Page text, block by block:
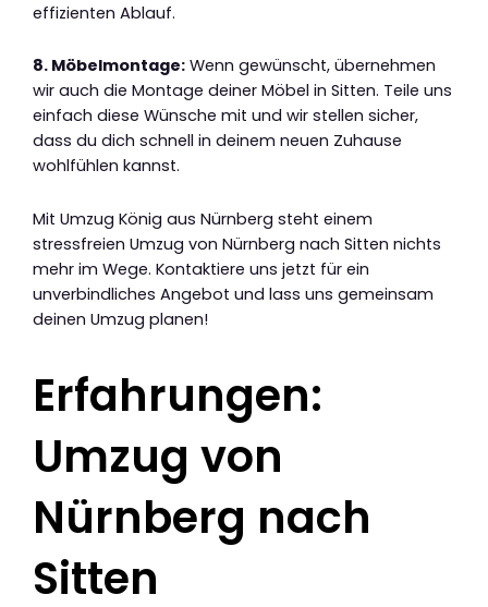
effizienten Ablauf.
8. Möbelmontage: Wenn gewünscht, übernehmen
wir auch die Montage deiner Möbel in Sitten. Teile uns
einfach diese Wünsche mit und wir stellen sicher,
dass du dich schnell in deinem neuen Zuhause
wohlfühlen kannst.
Mit Umzug König aus Nürnberg steht einem
stressfreien Umzug von Nürnberg nach Sitten nichts
mehr im Wege. Kontaktiere uns jetzt für ein
unverbindliches Angebot und lass uns gemeinsam
deinen Umzug planen!
Erfahrungen:
Umzug von
Nürnberg nach
Sitten